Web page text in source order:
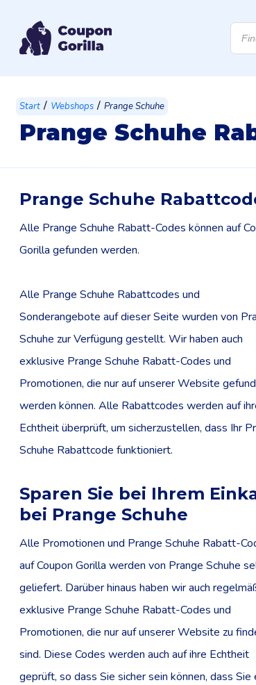
Start / Webshops / Prange Schuhe
Prange Schuhe
Prange Schuhe
Alle Prange Schuhe Rabatt-Codes können auf
Gorilla gefunden werden.
Alle Prange Schuhe Rabattcodes und
Sonderangebote auf dieser Seite wurden von
Schuhe zur Verfügung gestellt. Wir haben auch
exklusive Prange Schuhe Rabatt-Codes und
Promotionen, die nur auf unserer Website
werden können. Alle Rabattcodes werden auf
Echtheit überprüft, um sicherzustellen, dass Ihr
Schuhe Rabattcode funktioniert.
Sparen Sie bei Ihrem
bei Prange Schuhe
Alle Promotionen und Prange Schuhe Rabatt-
auf Coupon Gorilla werden von Prange Schuhe
geliefert. Darüber hinaus haben wir auch
exklusive Prange Schuhe Rabatt-Codes und
Promotionen, die nur auf unserer Website zu
sind. Diese Codes werden auch auf ihre Echtheit
geprüft, so dass Sie sicher sein können, dass Sie